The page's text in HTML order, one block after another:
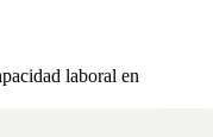
laboral en